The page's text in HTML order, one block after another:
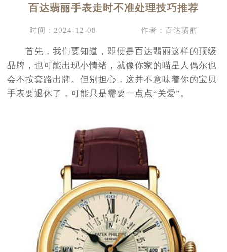
节假日正常营业！
百达翡丽手表走时不准处理技巧推荐
时间：2024-12-08 作者：百达翡丽
首先，我们要知道，即便是百达翡丽这样的顶级
品牌，也可能出现小情绪，就像你家的喵星人偶尔也
会不按套路出牌。但别担心，这并不意味着你的宝贝
手表要退休了，可能只是需要一点点“关爱”。